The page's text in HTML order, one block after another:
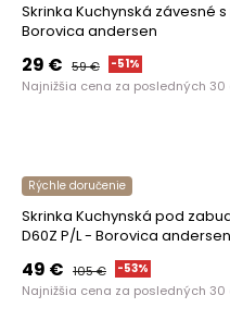
Skrinka Kuchynská závesné
Borovica andersen
29 € 59€ -51%
Najnižšia cena za posledných 30
Rýchle doručenie
Skrinka Kuchynská pod
D60Z P/L - Borovica andersen
49 € 105€ -53%
Najnižšia cena za posledných 30